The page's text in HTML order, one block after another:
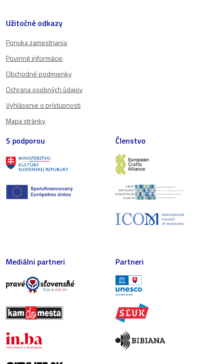
Užitočné odkazy
Ponuka zamestnania
Povinné informácie
Obchodné podmienky
Ochrana osobných údajov
Vyhlásenie o prístupnosti
Mapa stránky
S podporou Členstvo
Mediálni partneri Partneri